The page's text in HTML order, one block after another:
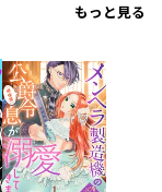
もっと見る